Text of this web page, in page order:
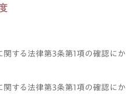
する法律第3条第1項の確認にか
する法律第3条第1項の確認にか